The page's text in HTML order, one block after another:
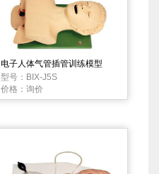
电子人体气管插管训练模型
型号：BIX-J5S
价格：询价